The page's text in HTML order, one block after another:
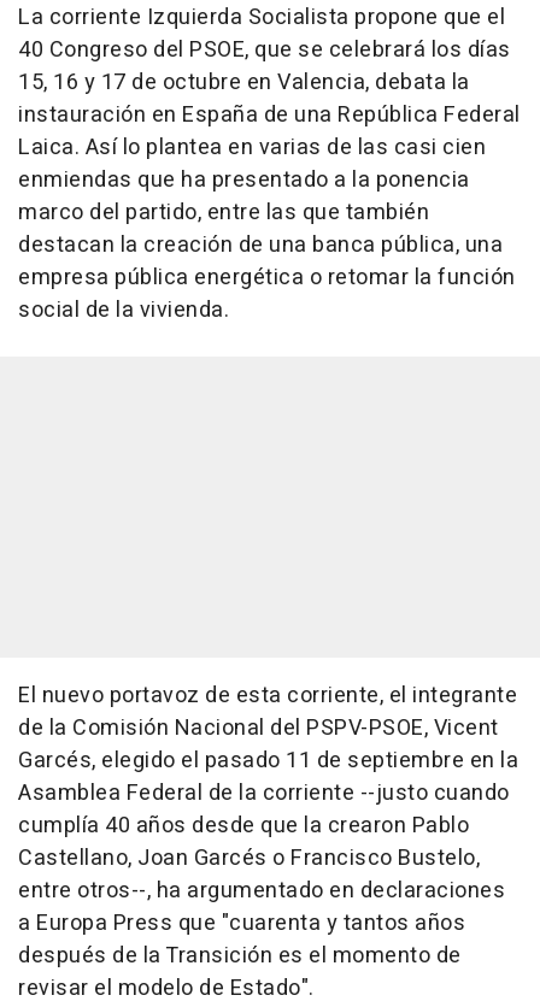
La corriente Izquierda Socialista propone que el
40 Congreso del PSOE, que se celebrará los días
15, 16 y 17 de octubre en Valencia, debata la
instauración en España de una República Federal
Laica. Así lo plantea en varias de las casi cien
enmiendas que ha presentado a la ponencia
marco del partido, entre las que también
destacan la creación de una banca pública, una
empresa pública energética o retomar la función
social de la vivienda.
El nuevo portavoz de esta corriente, el integrante
de la Comisión Nacional del PSPV-PSOE, Vicent
Garcés, elegido el pasado 11 de septiembre en la
Asamblea Federal de la corriente --justo cuando
cumplía 40 años desde que la crearon Pablo
Castellano, Joan Garcés o Francisco Bustelo,
entre otros--, ha argumentado en declaraciones
a Europa Press que "cuarenta y tantos años
después de la Transición es el momento de
revisar el modelo de Estado".